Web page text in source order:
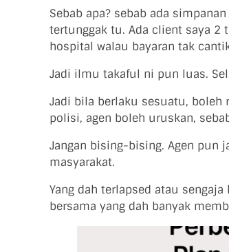
Sebab apa? sebab ada
tertunggak tu. Ada client saya
hospital walau bayaran tak
Jadi ilmu takaful ni pun luas.
Jadi bila berlaku sesuatu, boleh
polisi, agen boleh uruskan,
Jangan bising-bising. Agen pun
masyarakat.
Yang dah terlapsed atau
bersama yang dah banyak